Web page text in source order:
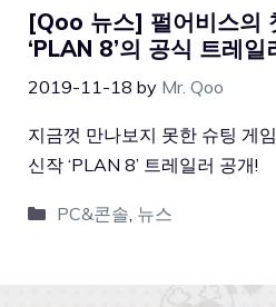
[Qoo 뉴스] 펄어비스의
‘PLAN 8’의 공식 트레일
2019-11-18 by Mr. Qoo
지금껏 만나보지 못한 슈팅 게
신작 ‘PLAN 8’ 트레일러 공개!
PC&콘솔, 뉴스